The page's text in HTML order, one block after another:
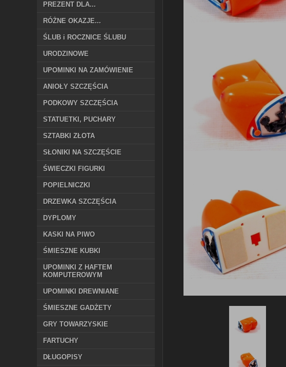
PREZENT DLA...
RÓŻNE OKAZJE...
ŚLUB i ROCZNICE ŚLUBU
URODZINOWE
UPOMINKI NA ZAMÓWIENIE
ANIOŁY SZCZĘŚCIA
PODKOWY SZCZĘŚCIA
STATUETKI, PUCHARY
SZTABKI ZŁOTA
SŁONIKI NA SZCZĘŚCIE
ŚWIECZKI FIGURKI
POPIELNICZKI
DRZEWKA SZCZĘŚCIA
DYPLOMY
KASKI NA PIWO
ŚMIESZNE KUBKI
UPOMINKI Z HAFTEM
KOMPUTEROWYM
UPOMINKI DREWNIANE
ŚMIESZNE GADŻETY
GRY TOWARZYSKIE
FARTUCHY
DŁUGOPISY